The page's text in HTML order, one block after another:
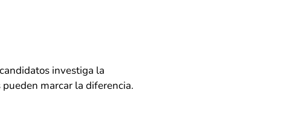
investiga la
marcar la diferencia.